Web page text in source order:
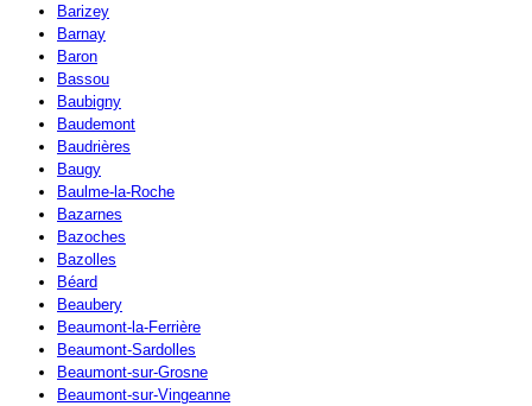
Barizey
Barnay
Baron
Bassou
Baubigny
Baudemont
Baudrières
Baugy
Baulme-la-Roche
Bazarnes
Bazoches
Bazolles
Béard
Beaubery
Beaumont-la-Ferrière
Beaumont-Sardolles
Beaumont-sur-Grosne
Beaumont-sur-Vingeanne